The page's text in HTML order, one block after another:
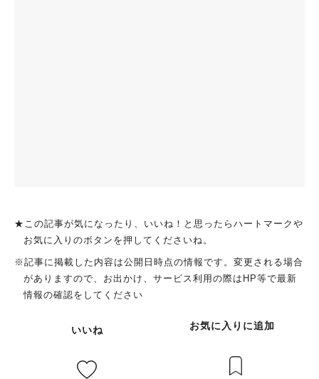
★この記事が気になったり、いいね！と思ったらハートマークや
お気に入りのボタンを押してくださいね。
※記事に掲載した内容は公開日時点の情報です。変更される場合
がありますので、お出かけ、サービス利用の際はHP等で最新
情報の確認をしてください
いいね お気に入りに追加